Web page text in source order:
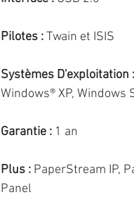
Pilotes :Twain et ISIS
Systèmes D'exploitation :
Windows® XP, Windows
Garantie : 1 an
Plus : PaperStream IP,
Panel